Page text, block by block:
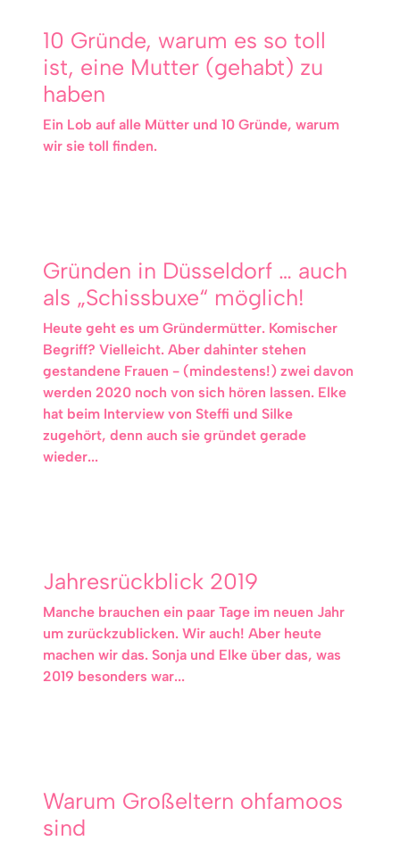
10 Gründe, warum es so toll
ist, eine Mutter (gehabt) zu
haben
Ein Lob auf alle Mütter und 10 Gründe, warum
wir sie toll finden.
Gründen in Düsseldorf … auch
als „Schissbuxe“ möglich!
Heute geht es um Gründermütter. Komischer
Begriff? Vielleicht. Aber dahinter stehen
gestandene Frauen - (mindestens!) zwei davon
werden 2020 noch von sich hören lassen. Elke
hat beim Interview von Steffi und Silke
zugehört, denn auch sie gründet gerade
wieder...
Jahresrückblick 2019
Manche brauchen ein paar Tage im neuen Jahr
um zurückzublicken. Wir auch! Aber heute
machen wir das. Sonja und Elke über das, was
2019 besonders war...
Warum Großeltern ohfamoos
sind